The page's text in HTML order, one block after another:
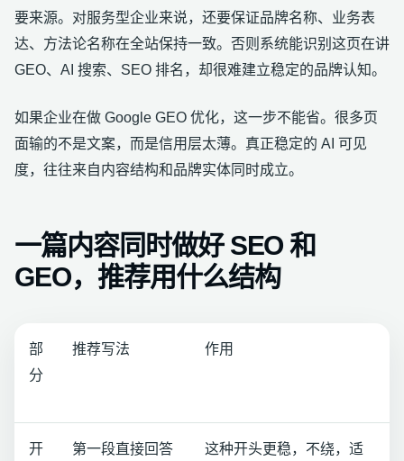
要来源。对服务型企业来说，还要保证品牌名称、业务表
达、方法论名称在全站保持一致。否则系统能识别这页在讲
GEO、AI 搜索、SEO 排名，却很难建立稳定的品牌认知。
如果企业在做 Google GEO 优化，这一步不能省。很多页
面输的不是文案，而是信用层太薄。真正稳定的 AI 可见
度，往往来自内容结构和品牌实体同时成立。
一篇内容同时做好 SEO 和
GEO，推荐用什么结构
部
分
推荐写法 作用
开 第一段直接回答 这种开头更稳，不绕，适